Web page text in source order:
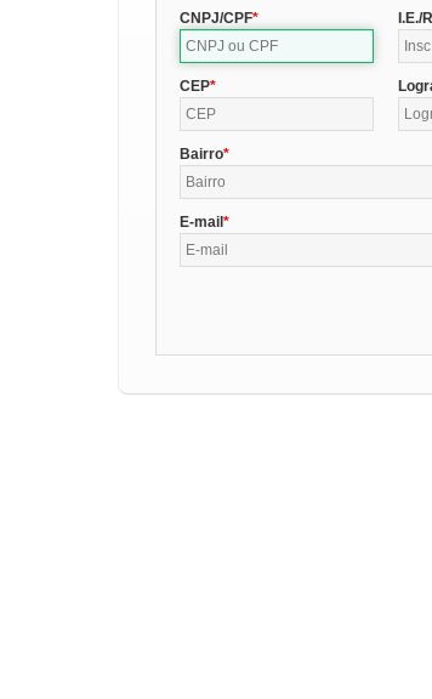
CNPJ/CPF I.E./
CEP
Bairro
E-mail